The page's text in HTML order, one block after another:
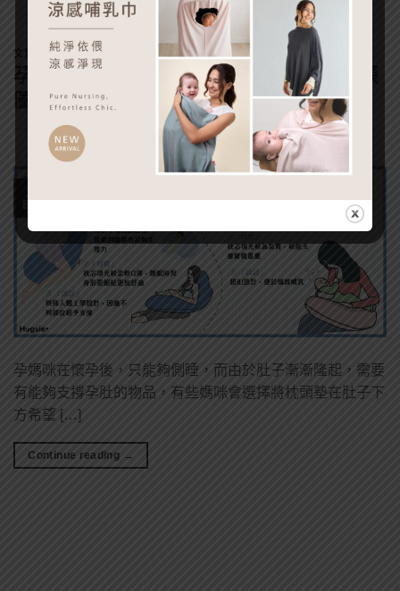
文章分享
孕婦枕、月亮枕，傻傻分不清楚?讓你一張
圖搞懂差異!
8 月
孕媽咪在懷孕後，只能夠側睡，而由於肚子漸漸隆起，需要
有能夠支撐孕肚的物品，有些媽咪會選擇將枕頭墊在肚子下
方希望 […]
Continue reading →